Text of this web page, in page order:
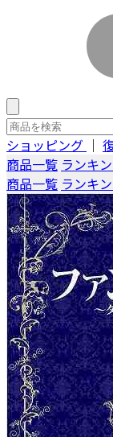
ショッピング ｜
商品一覧 ランキ
商品一覧 ランキ